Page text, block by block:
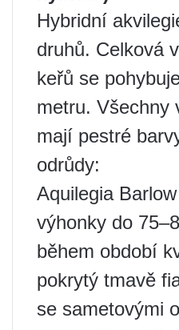
Hybridní
druhů. Celková
keřů se
metru. Všechny
mají pestré
odrůdy:
Aquilegia
výhonky do
během období
pokrytý tmavě
se sametovými